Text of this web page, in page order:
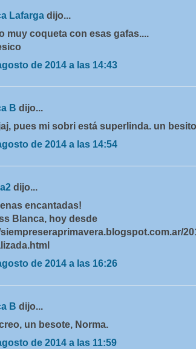
Lafarga dijo...
muy coqueta con esas gafas....
de 2014 a las 14:43
B dijo...
pues mi sobri está superlinda. un
de 2014 a las 14:54
dijo...
encantadas!
Blanca, hoy desde
de 2014 a las 16:26
B dijo...
un besote, Norma.
de 2014 a las 11:59